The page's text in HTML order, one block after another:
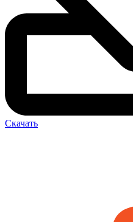
Скачать